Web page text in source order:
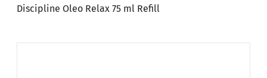
Discipline Oleo Relax 75 ml Refill